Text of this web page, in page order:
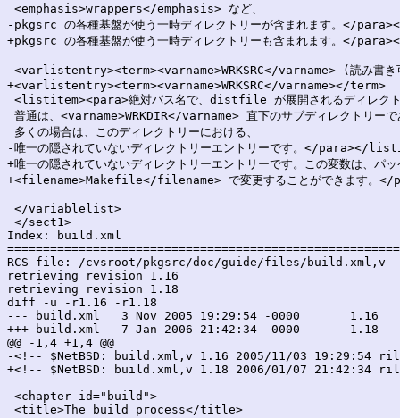
<emphasis>wrappers</emphasis> など、
-pkgsrc の各種基盤が使う一時ディレクトリーが含まれます。
+pkgsrc の各種基盤が使う一時ディレクトリーも含まれます。
-<varlistentry><term><varname>WRKSRC</varname> (読み書
+<varlistentry><term><varname>WRKSRC</varname></term>
<listitem><para>絶対パス名で、distfile が展開されるディレクト
普通は、<varname>WRKDIR</varname> 直下のサブディレクトリーで
多くの場合は、このディレクトリーにおける、
-唯一の隠されていないディレクトリーエントリーです。</
+唯一の隠されていないディレクトリーエントリーです。この変数は、パ
+<filename>Makefile</filename> で変更することができま
</variablelist>
</sect1>
Index: build.xml
RCS file: /cvsroot/pkgsrc/doc/guide/files/build.xml,v
retrieving revision 1.16
retrieving revision 1.18
diff -u -r1.16 -r1.18
--- build.xml	3 Nov 2005 19:29:54 -0000	1.16
+++ build.xml	7 Jan 2006 21:42:34 -0000	1.18
@@ -1,4 +1,4 @@
-<!-- $NetBSD: build.xml,v 1.16 2005/11/03 19:29:54
+<!-- $NetBSD: build.xml,v 1.18 2006/01/07 21:42:34
<chapter id="build">
<title>The build process</title>